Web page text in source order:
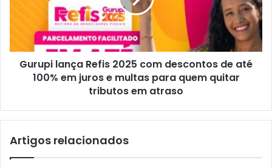
Gurupi lança Refis 2025 com descontos de até
100% em juros e multas para quem quitar
tributos em atraso
Artigos relacionados